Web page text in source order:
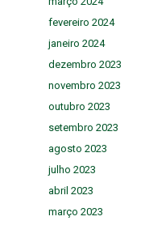
fevereiro 2024
janeiro 2024
dezembro 2023
novembro 2023
outubro 2023
setembro 2023
agosto 2023
julho 2023
abril 2023
março 2023